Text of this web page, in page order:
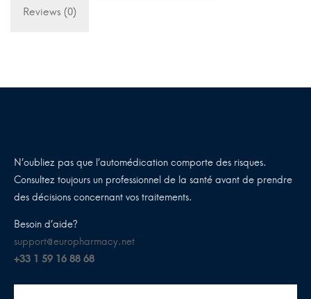
Reviews (0)
N’oubliez pas que l’automédication comporte des risques.
Consultez toujours un professionnel de la santé avant de prendre
des décisions concernant vos traitements.
Besoin d’aide?
support@europharmacy.net
+33 1 59 16 88 68